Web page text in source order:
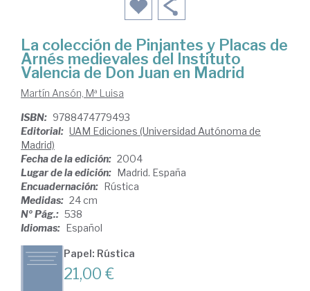
La colección de Pinjantes y Placas de
Arnés medievales del Instituto
Valencia de Don Juan en Madrid
Martín Ansón, Mª Luisa
ISBN: 9788474779493
Editorial: UAM Ediciones (Universidad Autónoma de
Madrid)
Fecha de la edición: 2004
Lugar de la edición: Madrid. España
Encuadernación: Rústica
Medidas: 24 cm
Nº Pág.: 538
Idiomas: Español
Papel: Rústica
21,00 €